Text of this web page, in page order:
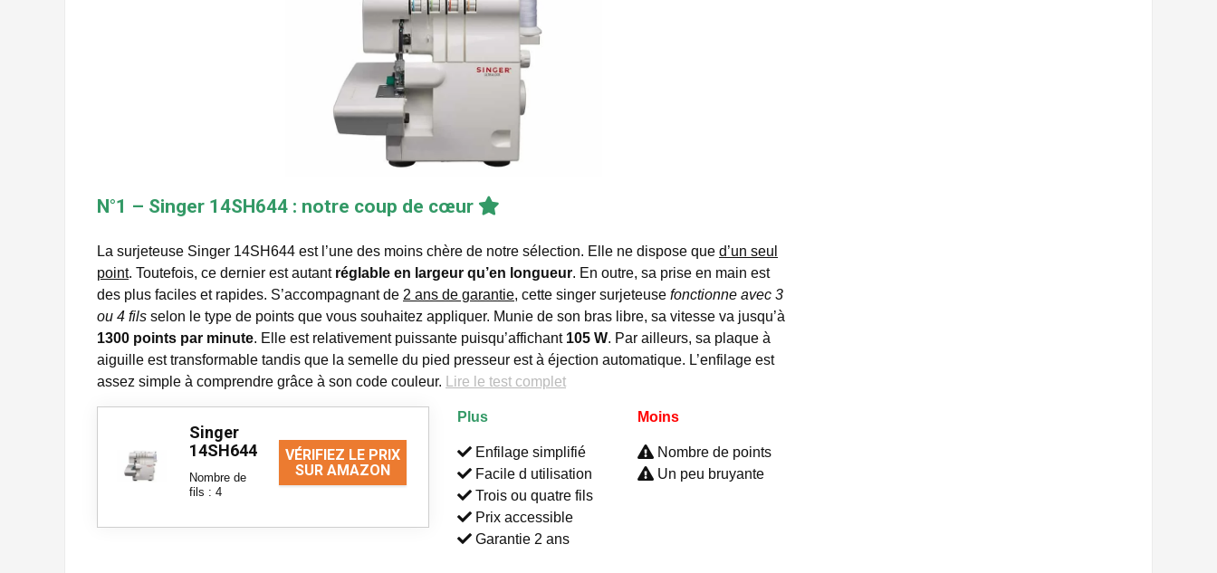
N°1 – Singer 14SH644 : notre coup de cœur
La surjeteuse Singer 14SH644 est l’une des moins chère de notre sélection. Elle ne dispose que d’un seul
point. Toutefois, ce dernier est autant réglable en largeur qu’en longueur. En outre, sa prise en main est
des plus faciles et rapides. S’accompagnant de 2 ans de garantie, cette singer surjeteuse fonctionne avec 3
ou 4 fils selon le type de points que vous souhaitez appliquer. Munie de son bras libre, sa vitesse va jusqu’à
1300 points par minute. Elle est relativement puissante puisqu’affichant 105 W. Par ailleurs, sa plaque à
aiguille est transformable tandis que la semelle du pied presseur est à éjection automatique. L’enfilage est
assez simple à comprendre grâce à son code couleur.
Lire le test complet
Singer
14SH644
Nombre de
fils : 4
VÉRIFIEZ LE PRIX
SUR AMAZON
Plus
Enfilage simplifié
Facile d utilisation
Trois ou quatre fils
Prix accessible
Garantie 2 ans
Moins
Nombre de points
Un peu bruyante